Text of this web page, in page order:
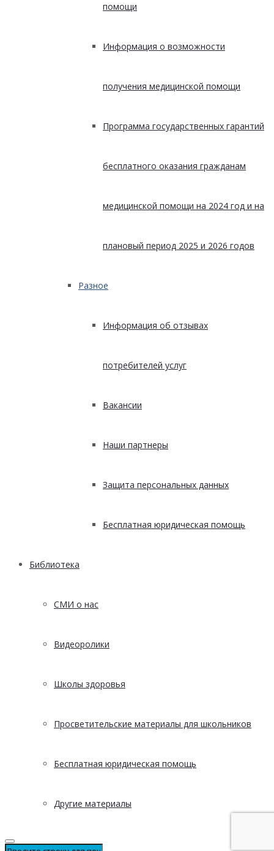
помощи
Информация о возможности
получения медицинской помощи
Программа государственных гарантий
бесплатного оказания гражданам
медицинской помощи на 2024 год и на
плановый период 2025 и 2026 годов
Разное
Информация об отзывах
потребителей услуг
Вакансии
Наши партнеры
Защита персональных данных
Бесплатная юридическая помощь
Библиотека
СМИ о нас
Видеоролики
Школы здоровья
Просветительские материалы для школьников
Бесплатная юридическая помощь
Другие материалы